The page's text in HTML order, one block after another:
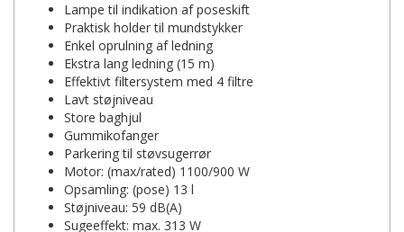
Lampe til indikation af poseskift
Praktisk holder til mundstykker
Enkel oprulning af ledning
Ekstra lang ledning (15 m)
Effektivt filtersystem med 4 filtre
Lavt støjniveau
Store baghjul
Gummikofanger
Parkering til støvsugerrør
Motor: (max/rated) 1100/900 W
Opsamling: (pose) 13 l
Støjniveau: 59 dB(A)
Sugeeffekt: max. 313 W